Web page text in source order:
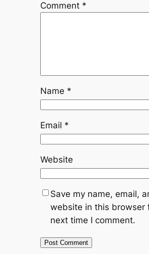
Comment *
Name *
Email *
Website
Save my name, email,
website in this browser
next time I comment.